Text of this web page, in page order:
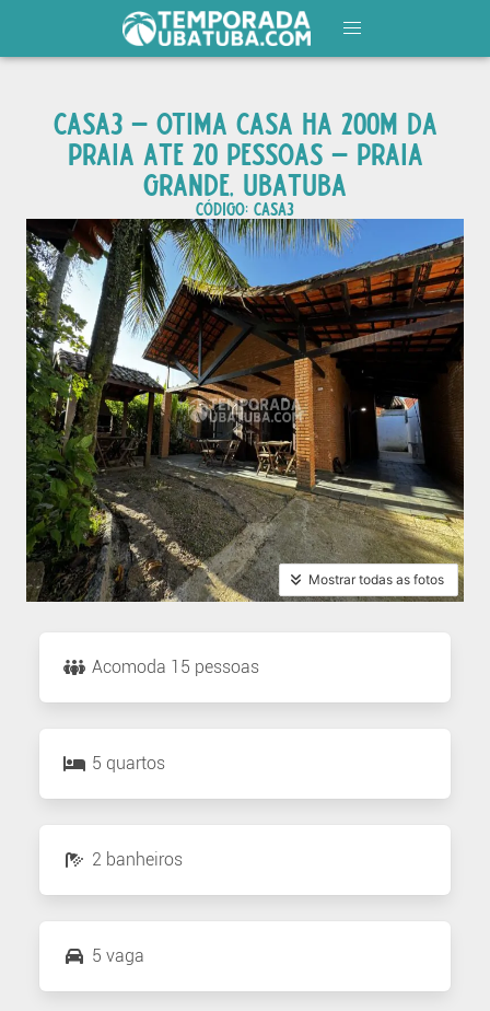
CASA3 – OTIMA CASA HA 200M DA
PRAIA ATE 20 PESSOAS – PRAIA
GRANDE, UBATUBA
CÓDIGO: casa3
Mostrar todas as fotos
Acomoda 15 pessoas
5 quartos
2 banheiros
5 vaga